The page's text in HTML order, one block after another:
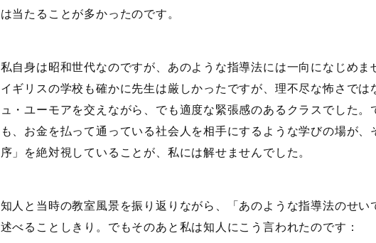
は当たることが多かったのです。
私自身は昭和世代なのですが、あのような指導法には一向になじめま
イギリスの学校も確かに先生は厳しかったですが、理不尽な怖さでは
ュ・ユーモアを交えながら、でも適度な緊張感のあるクラスでした
も、お金を払って通っている社会人を相手にするような学びの場が
序」を絶対視していることが、私には解せませんでした。
知人と当時の教室風景を振り返りながら、「あのような指導法のせい
述べることしきり。でもそのあと私は知人にこう言われたのです：